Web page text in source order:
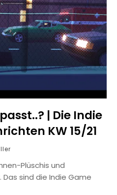
| Die Indie
KW 15/21
Plüschis und
sind die Indie Game